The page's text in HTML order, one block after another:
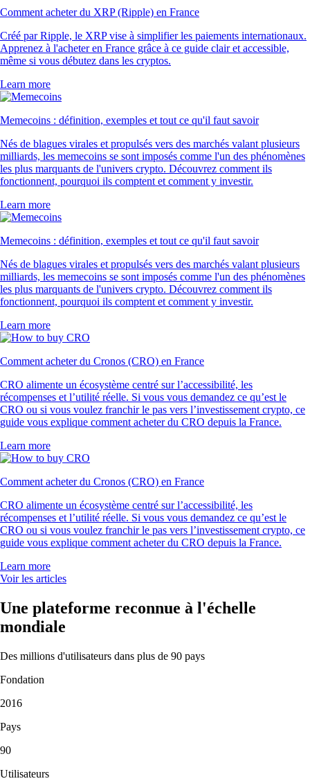
Comment acheter du XRP (Ripple) en France
Créé par Ripple, le XRP vise à simplifier les paiements internationaux.
Apprenez à l'acheter en France grâce à ce guide clair et accessible,
même si vous débutez dans les cryptos.
Learn more
Memecoins : définition, exemples et tout ce qu'il faut savoir
Nés de blagues virales et propulsés vers des marchés valant plusieurs
milliards, les memecoins se sont imposés comme l'un des phénomènes
les plus marquants de l'univers crypto. Découvrez comment ils
fonctionnent, pourquoi ils comptent et comment y investir.
Learn more
Memecoins : définition, exemples et tout ce qu'il faut savoir
Nés de blagues virales et propulsés vers des marchés valant plusieurs
milliards, les memecoins se sont imposés comme l'un des phénomènes
les plus marquants de l'univers crypto. Découvrez comment ils
fonctionnent, pourquoi ils comptent et comment y investir.
Learn more
Comment acheter du Cronos (CRO) en France
CRO alimente un écosystème centré sur l’accessibilité, les
récompenses et l’utilité réelle. Si vous vous demandez ce qu’est le
CRO ou si vous voulez franchir le pas vers l’investissement crypto, ce
guide vous explique comment acheter du CRO depuis la France.
Learn more
Comment acheter du Cronos (CRO) en France
CRO alimente un écosystème centré sur l’accessibilité, les
récompenses et l’utilité réelle. Si vous vous demandez ce qu’est le
CRO ou si vous voulez franchir le pas vers l’investissement crypto, ce
guide vous explique comment acheter du CRO depuis la France.
Learn more
Voir les articles
Une plateforme reconnue à l'échelle
mondiale
Des millions d'utilisateurs dans plus de 90 pays
Fondation
2016
Pays
90
Utilisateurs